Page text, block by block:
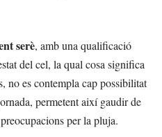
serè, amb una qualificació
del cel, la qual cosa significa
no es contempla cap possibilitat
permetent així gaudir de
per la pluja.